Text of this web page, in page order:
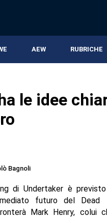
AEW RUBRICHE
le idee
Bagnoli
di Undertaker è
futuro del Dead
Mark Henry, colui